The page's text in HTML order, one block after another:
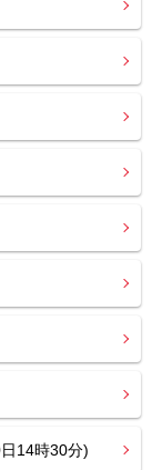
14時30分)